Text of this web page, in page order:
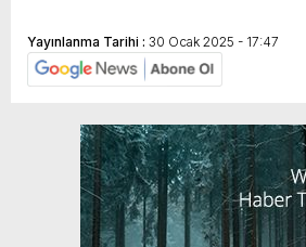
Yayınlanma Tarihi : 30 Ocak 2025 - 17:47